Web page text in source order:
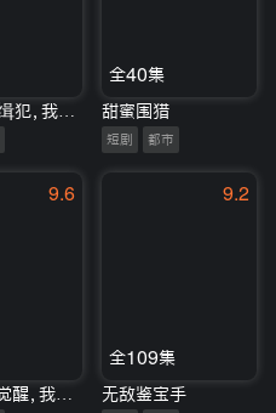
全40集
甜蜜围猎
短剧 都市
9.6 9.2
全109集
无敌鉴宝手